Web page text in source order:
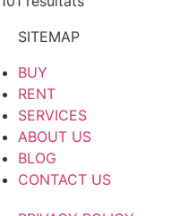
SITEMAP
BUY
RENT
SERVICES
ABOUT US
BLOG
CONTACT US